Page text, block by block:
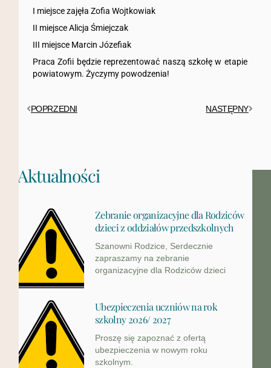
I miejsce zajęła Zofia Wojtkowiak
II miejsce Alicja Śmiejczak
III miejsce Marcin Józefiak
Praca Zofii będzie reprezentować naszą szkołę w etapie
powiatowym. Życzymy powodzenia!
POPRZEDNI NASTĘPNY
Aktualności
Zebranie organizacyjne dla Rodziców
dzieci z oddziałów przedszkolnych
Szanowni Rodzice, Serdecznie
zapraszamy na zebranie
organizacyjne dla Rodziców dzieci
Ubezpieczenia uczniów na rok
szkolny 2026/ 2027
Proszę się zapoznać z ofertą
ubezpieczenia w nowym roku
szkolnym.